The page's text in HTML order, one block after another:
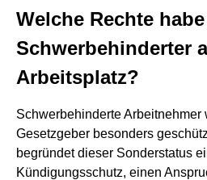
Welche Rechte
Schwerbehinderter
Arbeitsplatz?
Schwerbehinderte Arbeitnehmer
Gesetzgeber besonders
begründet dieser Sonderstatus
Kündigungsschutz, einen